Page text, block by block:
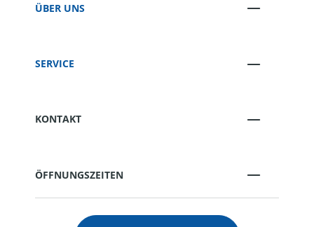
ÜBER UNS
SERVICE
KONTAKT
ÖFFNUNGSZEITEN